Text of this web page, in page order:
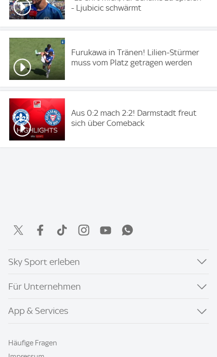
- Ljubicic schwärmt
Furukawa in Tränen! Lilien-Stürmer
muss vom Platz getragen werden
Aus 0:2 mach 2:2! Darmstadt freut
sich über Comeback
Sky Sport erleben
Für Unternehmen
App & Services
Häufige Fragen